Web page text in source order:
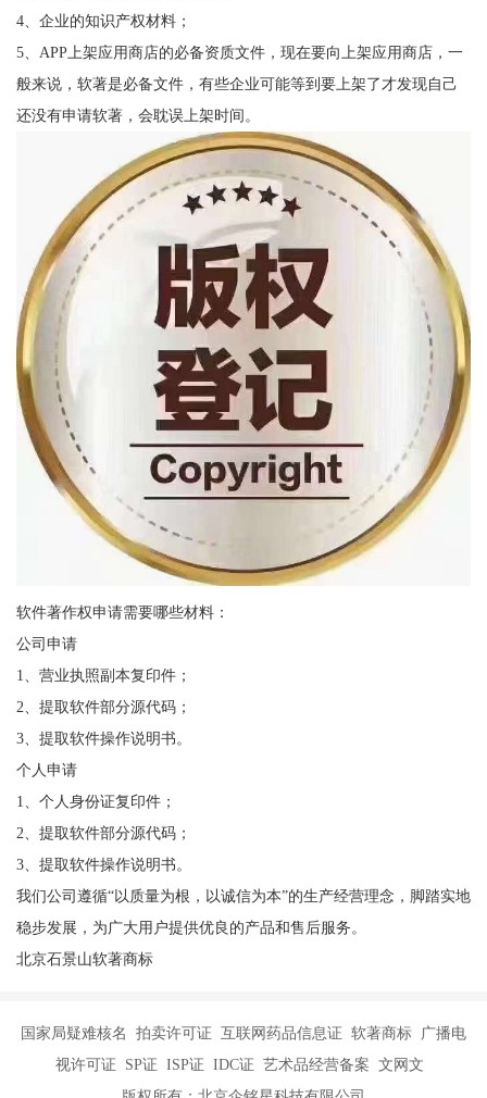
4、企业的知识产权材料；
5、APP上架应用商店的必备资质文件，现在要向上架应用商店，一
般来说，软著是必备文件，有些企业可能等到要上架了才发现自己
还没有申请软著，会耽误上架时间。
软件著作权申请需要哪些材料：
公司申请
1、营业执照副本复印件；
2、提取软件部分源代码；
3、提取软件操作说明书。
个人申请
1、个人身份证复印件；
2、提取软件部分源代码；
3、提取软件操作说明书。
我们公司遵循“以质量为根，以诚信为本”的生产经营理念，脚踏实地
稳步发展，为广大用户提供优良的产品和售后服务。
北京石景山软著商标
国家局疑难核名 拍卖许可证 互联网药品信息证 软著商标 广播电
视许可证 SP证 ISP证 IDC证 艺术品经营备案 文网文